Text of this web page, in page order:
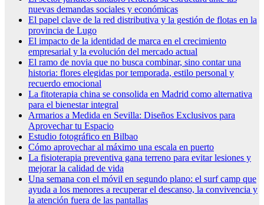
nuevas demandas sociales y económicas
El papel clave de la red distributiva y la gestión de flotas en la
provincia de Lugo
El impacto de la identidad de marca en el crecimiento
empresarial y la evolución del mercado actual
El ramo de novia que no busca combinar, sino contar una
historia: flores elegidas por temporada, estilo personal y
recuerdo emocional
La fitoterapia china se consolida en Madrid como alternativa
para el bienestar integral
Armarios a Medida en Sevilla: Diseños Exclusivos para
Aprovechar tu Espacio
Estudio fotográfico en Bilbao
Cómo aprovechar al máximo una escala en puerto
La fisioterapia preventiva gana terreno para evitar lesiones y
mejorar la calidad de vida
Una semana con el móvil en segundo plano: el surf camp que
ayuda a los menores a recuperar el descanso, la convivencia y
la atención fuera de las pantallas